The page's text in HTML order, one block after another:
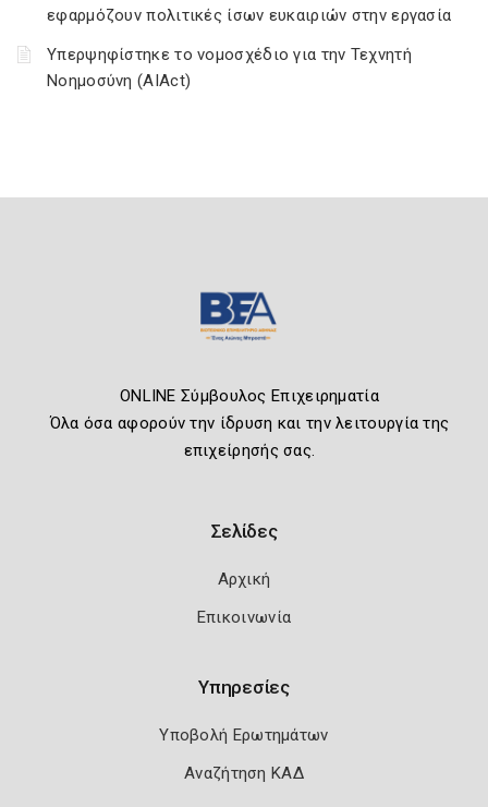
εφαρμόζουν πολιτικές ίσων ευκαιριών στην εργασία
Υπερψηφίστηκε το νομοσχέδιο για την Τεχνητή
Νοημοσύνη (AIAct)
ONLINE Σύμβουλος Επιχειρηματία
Όλα όσα αφορούν την ίδρυση και την λειτουργία της
επιχείρησής σας.
Σελίδες
Αρχική
Επικοινωνία
Υπηρεσίες
Υποβολή Ερωτημάτων
Αναζήτηση ΚΑΔ